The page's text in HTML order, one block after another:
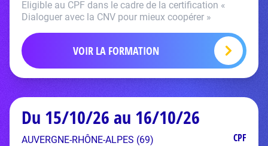
Eligible au CPF dans le cadre de la certification «
Dialoguer avec la CNV pour mieux coopérer »
VOIR LA FORMATION
Du 15/10/26 au 16/10/26
AUVERGNE-RHÔNE-ALPES (69) CPF